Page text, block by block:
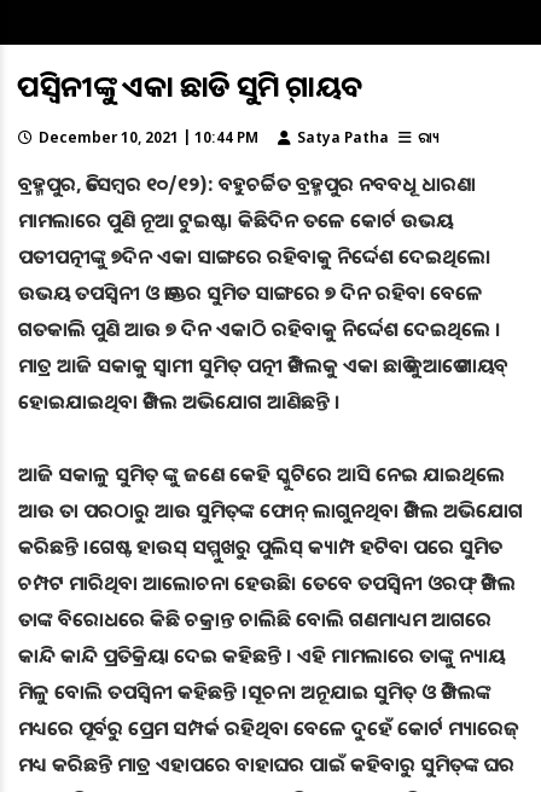
ତପସ୍ୱିନୀଙ୍କୁ ଏକା ଛାଡି ସୁମିତ୍‌ ଗାୟବ
December 10, 2021 | 10:44 PM Satya Patha ରାଜ୍ୟ
ବ୍ରହ୍ମପୁର, ଡିସେମ୍ବର ୧୦/୧୨): ବହୁଚର୍ଚ୍ଚିତ ବ୍ରହ୍ମପୁର ନବବଧୂ ଧାରଣା
ମାମଲାରେ ପୁଣି ନୂଆ ଟୁଇଷ୍ଟ। କିଛିଦିନ ତଳେ କୋର୍ଟ ଉଭୟ
ପତୀପତ୍ନୀଙ୍କୁ ୭ଦିନ ଏକା ସାଙ୍ଗରେ ରହିବାକୁ ନିର୍ଦ୍ଦେଶ ଦେଇଥିଲେ।
ଉଭୟ ତପସ୍ଵିନୀ ଓ ଡାକ୍ତର ସୁମିତ ସାଙ୍ଗରେ ୭ ଦିନ ରହିବା ବେଳେ
ଗତକାଲି ପୁଣି ଆଉ ୭ ଦିନ ଏକାଠି ରହିବାକୁ ନିର୍ଦ୍ଦେଶ ଦେଇଥିଲେ ।
ମାତ୍ର ଆଜି ସକାକୁ ସ୍ୱାମୀ ସୁମିତ୍ ପତ୍ନୀ ଡିମ୍ପଲକୁ ଏକା ଛାଡି କୁଆଡେ ଗାୟବ୍
ହୋଇଯାଇଥିବା ଡିମ୍ପଲ ଅଭିଯୋଗ ଆଣିଛନ୍ତି ।
ଆଜି ସକାଳୁ ସୁମିତ୍ ଙ୍କୁ ଜଣେ କେହି ସ୍କୁଟିରେ ଆସି ନେଇ ଯାଇଥିଲେ
ଆଉ ତା ପରଠାରୁ ଆଉ ସୁମିତ୍‌ଙ୍କ ଫୋନ୍ ଲାଗୁନଥିବା ଡିମ୍ପଲ ଅଭିଯୋଗ
କରିଛନ୍ତି ।ଗେଷ୍ଟ ହାଉସ୍‌ ସମ୍ମୁଖରୁ ପୁଲିସ୍‌ କ୍ୟାମ୍ପ ହଟିବା ପରେ ସୁମିତ
ଚମ୍ପଟ ମାରିଥିବା ଆଲୋଚନା ହେଉଛି। ତେବେ ତପସ୍ୱିନୀ ଓରଫ୍ ଡିମ୍ପଲ
ତାଙ୍କ ବିରୋଧରେ କିଛି ଚକ୍ରାନ୍ତ ଚାଲିଛି ବୋଲି ଗଣମାଧ୍ୟମ ଆଗରେ
କାନ୍ଦି କାନ୍ଦି ପ୍ରତିକ୍ରିୟା ଦେଇ କହିଛନ୍ତି । ଏହି ମାମଲାରେ ତାଙ୍କୁ ନ୍ୟାୟ
ମିଳୁ ବୋଲି ତପସ୍ୱିନୀ କହିଛନ୍ତି ।ସୂଚନା ଅନୂଯାଇ ସୁମିତ୍ ଓ ଡିମ୍ପଲଙ୍କ
ମଧ୍ୟରେ ପୂର୍ବରୁ ପ୍ରେମ ସମ୍ପର୍କ ରହିଥିବା ବେଳେ ଦୁହେଁ କୋର୍ଟ ମ୍ୟାରେଜ୍
ମଧ୍ୟ କରିଛନ୍ତି ମାତ୍ର ଏହାପରେ ବାହାଘର ପାଇଁ କହିବାରୁ ସୁମିତ୍‌ଙ୍କ ଘର